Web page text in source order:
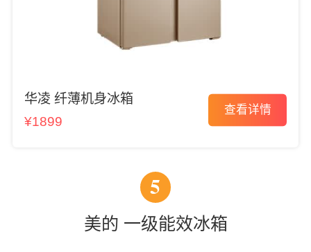
华凌 纤薄机身冰箱
¥1899
查看详情
5
美的 一级能效冰箱